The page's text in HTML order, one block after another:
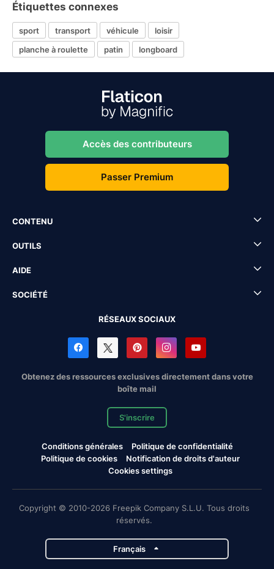
Étiquettes connexes
sport transport véhicule
loisir
planche à roulette
patin longboard
Accès des contributeurs
Passer Premium
CONTENU
OUTILS
AIDE
SOCIÉTÉ
RÉSEAUX SOCIAUX
Obtenez des ressources exclusives directement dans votre
boîte mail
S'inscrire
Conditions générales
Politique de confidentialité
Politique de cookies
Notification de droits d'auteur
Cookies settings
Copyright © 2010-2026 Freepik Company S.L.U. Tous droits
réservés.
Français